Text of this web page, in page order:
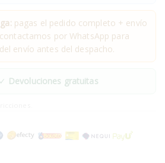
pagas el pedido completo + envío
por WhatsApp para
envío antes del despacho.
Devoluciones gratuitas